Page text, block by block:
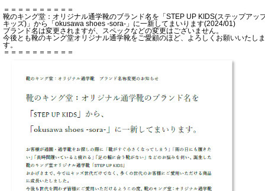
＝＝＝＝＝＝＝＝＝＝
靴のキング堂：オリジナル通学靴のブランド名を「STEP UP KIDS(ステップアッ
キッズ)」から「okusawa shoes -sora-」に一新してまいります(2024/01)
ブランド名は変更されますが、スペックなどの変更はございません。
今後とも靴のキング堂オリジナル通学靴をご愛顧のほど、よろしくお願いいたしま
す。
＝＝＝＝＝＝＝＝＝＝